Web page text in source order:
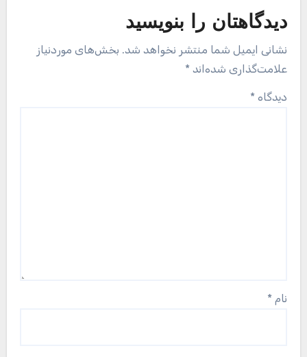
دیدگاهتان را بنویسید
نشانی ایمیل شما منتشر نخواهد شد. بخش‌های موردنیاز
علامت‌گذاری شده‌اند *
دیدگاه *
نام *